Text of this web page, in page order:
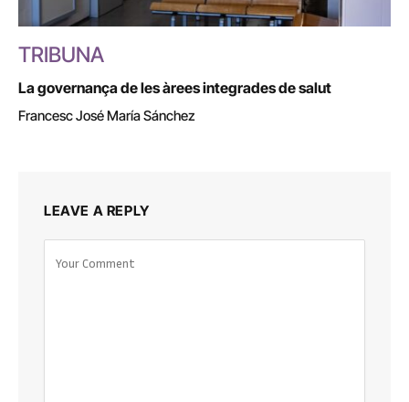
TRIBUNA
La governança de les àrees integrades de salut
Francesc José María Sánchez
LEAVE A REPLY